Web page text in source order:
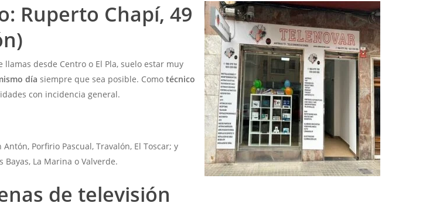
Ruperto Chapí, 49
desde Centro o El Pla, suelo estar muy
día siempre que sea posible. Comotécnico
con incidencia general.
Porfirio Pascual, Travalón, El Toscar; y
Bayas, La Marina o Valverde.
de televisión